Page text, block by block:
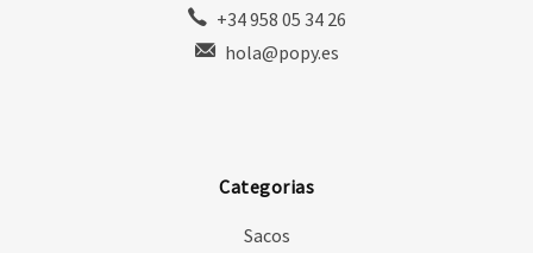
+34 958 05 34 26
hola@popy.es
Categorias
Sacos